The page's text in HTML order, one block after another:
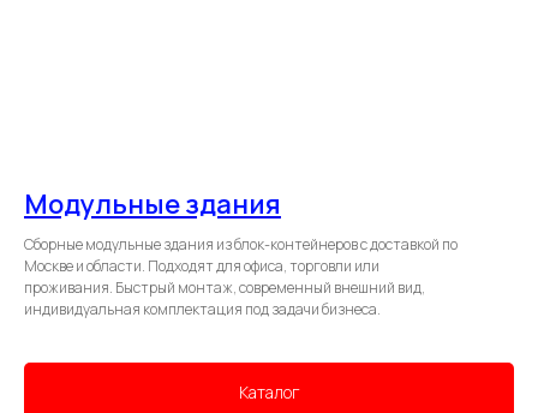
Модульные здания
Сборные модульные здания из блок-контейнеров с доставкой по
Москве и области. Подходят для офиса, торговли или
проживания. Быстрый монтаж, современный внешний вид,
индивидуальная комплектация под задачи бизнеса.
Каталог